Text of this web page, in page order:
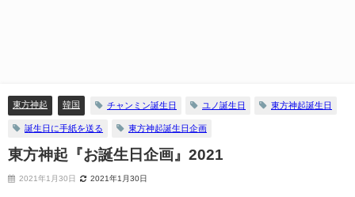
東方神起 韓国 チャンミン誕生日 ユノ誕生日 東方神起誕生日
誕生日に手紙を送る 東方神起誕生日企画
東方神起『お誕生日企画』2021
2021年1月30日 2021年1月30日